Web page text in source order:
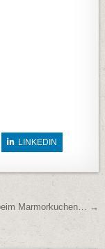
LINKEDIN
Marmorkuchen… →